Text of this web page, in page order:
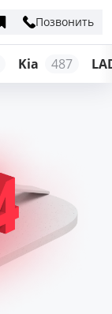
Позвонить
Kia 487